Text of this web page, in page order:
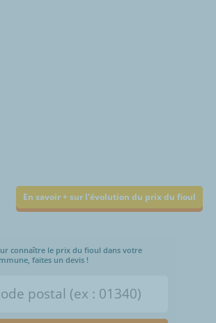
En savoir + sur l'évolution du prix du fioul
connaître le prix du fioul dans votre
faites un devis !